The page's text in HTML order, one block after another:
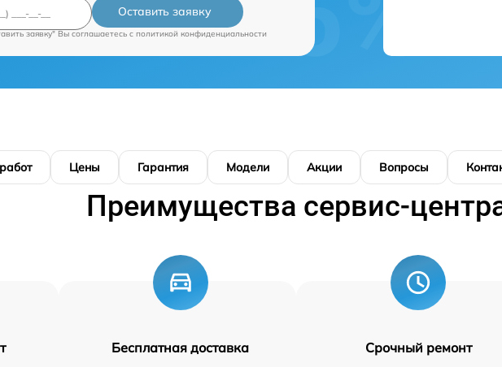
Оставить заявку
заявку" Вы соглашаетесь c политикой конфиденциальности
Цены Гарантия Модели Акции Вопросы
Преимущества сервис-
Бесплатная доставка Срочный ремонт